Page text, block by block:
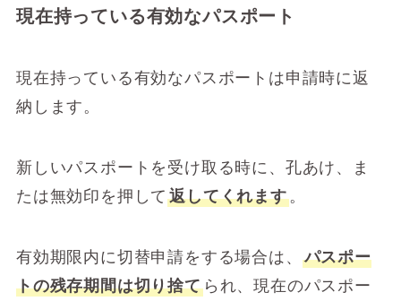
現在持っている有効なパスポート
現在持っている有効なパスポートは申請時に返
納します。
新しいパスポートを受け取る時に、孔あけ、ま
たは無効印を押して返してくれます。
有効期限内に切替申請をする場合は、 パスポー
トの残存期間は切り捨てられ、現在のパスポー